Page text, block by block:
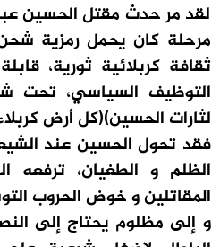
لقد مر حدث مقتل الحسين
مرحلة كان يحمل رمزية
ثقافة كربلائية ثورية،
التوظيف السياسي، تحت
لثارات الحسين)(كل أرض
فقد تحول الحسين عند
الظلم و الطغيان، ترفعه
المقاتلين و خوض الحروب
و إلى مظلوم يحتاج إلى